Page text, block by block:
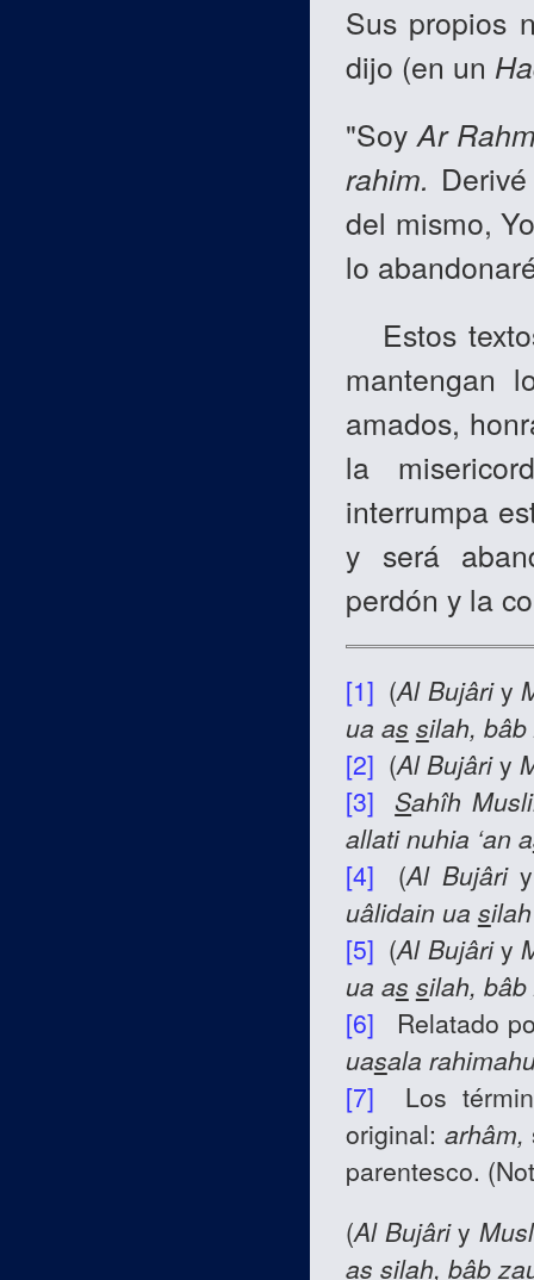
Sus propios
dijo (en un
"SoyAr
rahim.
del mismo,
lo
Estos
mantengan
amados,
la
interrumpa
y será
perdón y la
[1] (Al Bujâriy
ua as silah,
[2] (Al Bujâriy
[3]
Sahîh
allati nuhia ‘an a
[4] (Al Bujâri
uâlidain ua s
[5] (Al Bujâriy
ua as silah,
[6] Relatado
uasala
[7] Los
original: arhâm,
parentesco.
(Al Bujâriy
as silah, bâb